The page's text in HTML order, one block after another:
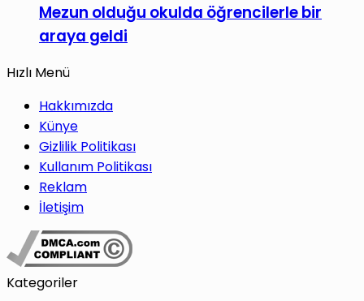
Mezun olduğu okulda öğrencilerle bir
araya geldi
Hızlı Menü
Hakkımızda
Künye
Gizlilik Politikası
Kullanım Politikası
Reklam
İletişim
Kategoriler